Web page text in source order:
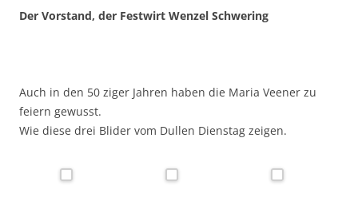
Der Vorstand, der Festwirt Wenzel Schwering
Auch in den 50 ziger Jahren haben die Maria Veener zu
feiern gewusst.
Wie diese drei Blider vom Dullen Dienstag zeigen.